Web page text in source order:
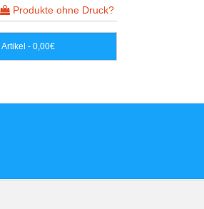
Produkte ohne Druck?
Artikel - 0,00€